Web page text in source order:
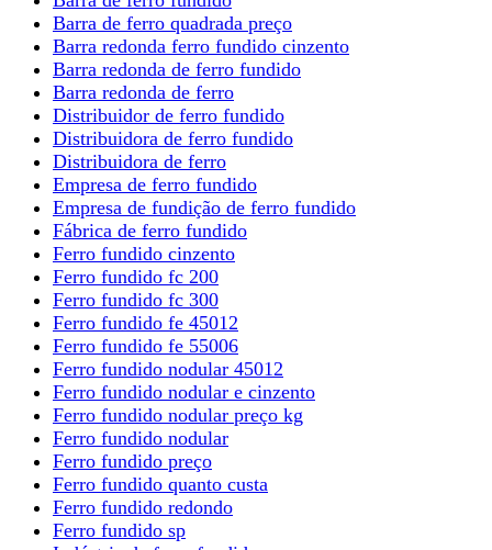
Barra de ferro quadrada preço
Barra redonda ferro fundido cinzento
Barra redonda de ferro fundido
Barra redonda de ferro
Distribuidor de ferro fundido
Distribuidora de ferro fundido
Distribuidora de ferro
Empresa de ferro fundido
Empresa de fundição de ferro fundido
Fábrica de ferro fundido
Ferro fundido cinzento
Ferro fundido fc 200
Ferro fundido fc 300
Ferro fundido fe 45012
Ferro fundido fe 55006
Ferro fundido nodular 45012
Ferro fundido nodular e cinzento
Ferro fundido nodular preço kg
Ferro fundido nodular
Ferro fundido preço
Ferro fundido quanto custa
Ferro fundido redondo
Ferro fundido sp